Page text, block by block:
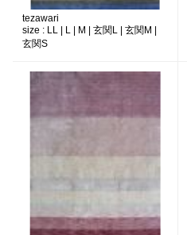
tezawari
size : LL | L | M | 玄関L | 玄関M |
玄関S